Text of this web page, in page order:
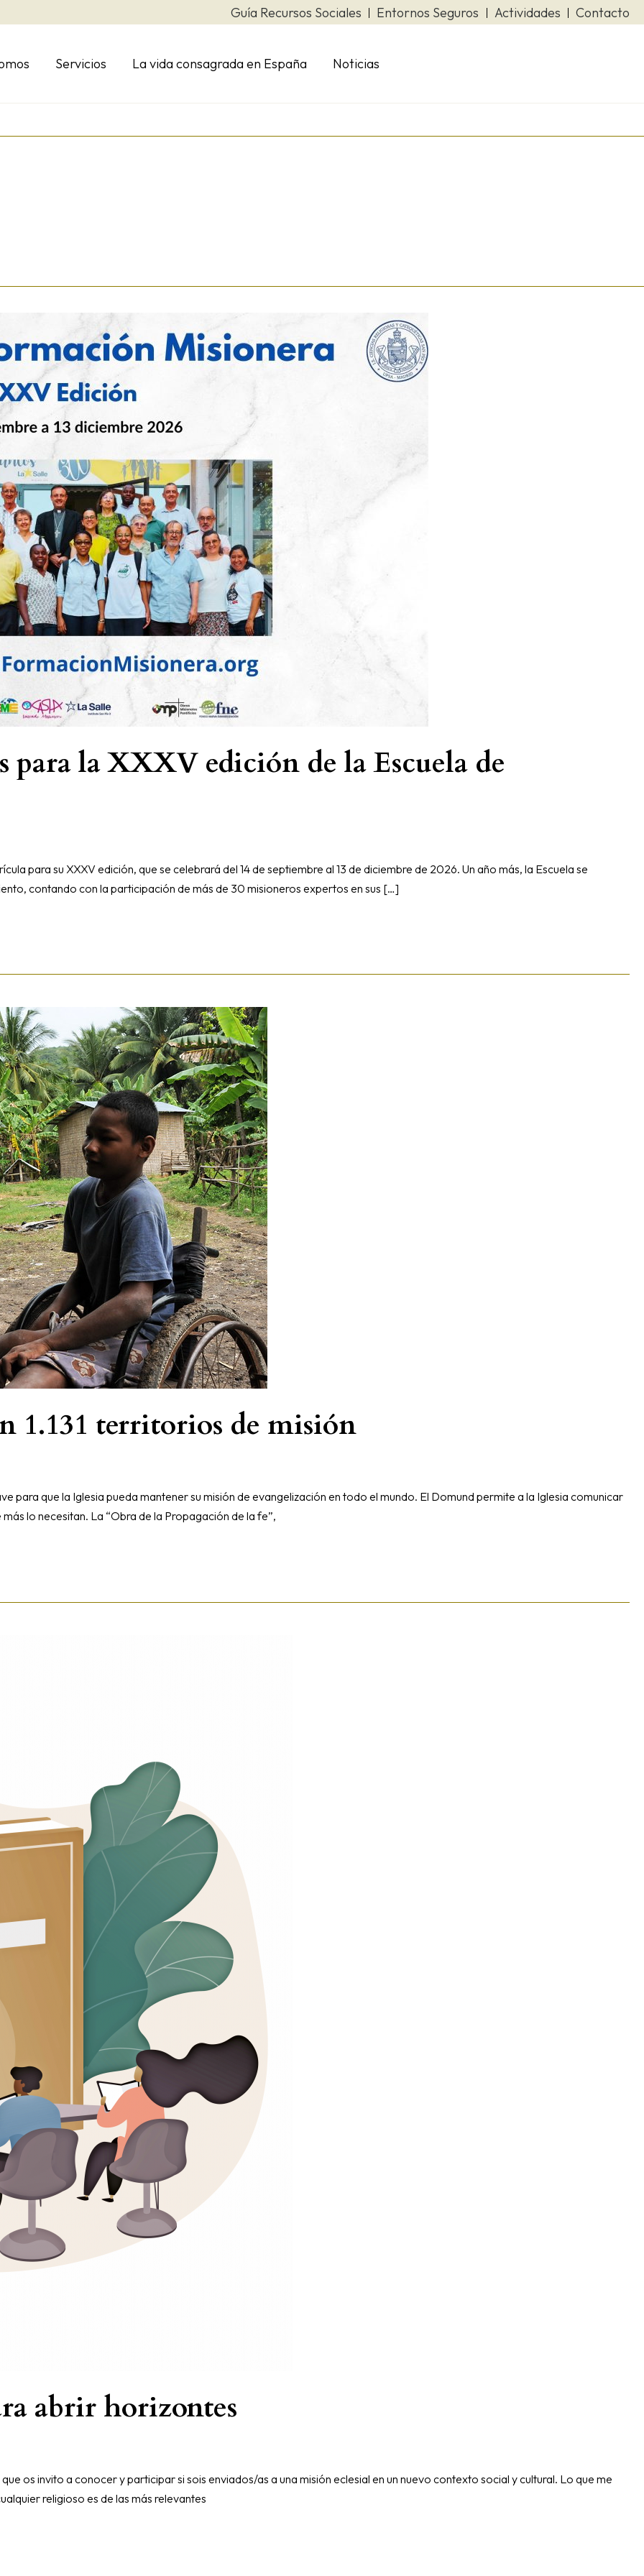
Guía Recursos Sociales Entornos Seguros Actividades Contacto
Servicios La vida consagrada en España Noticias
para la XXXV edición de la Escuela de
para su XXXV edición, que se celebrará del 14 de septiembre al 13 de diciembre de 2026. Un año más, la Escuela se
contando con la participación de más de 30 misioneros expertos en sus […]
1.131 territorios de misión
para que la Iglesia pueda mantener su misión de evangelización en todo el mundo. El Domund permite a la Iglesia comunicar
lo necesitan. La “Obra de la Propagación de la fe”,
abrir horizontes
os invito a conocer y participar si sois enviados/as a una misión eclesial en un nuevo contexto social y cultural. Lo que me
religioso es de las más relevantes